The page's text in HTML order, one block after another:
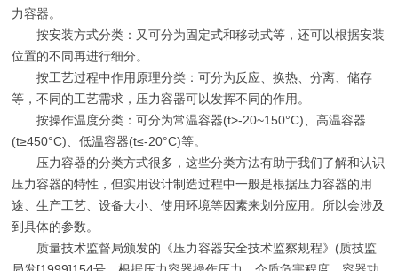
力容器。
按安装方式分类：又可分为固定式和移动式等，还可以根据安装
位置的不同再进行细分。
按工艺过程中作用原理分类：可分为反应、换热、分离、储存
等，不同的工艺需求，压力容器可以发挥不同的作用。
按操作温度分类：可分为常温容器(t>-20~150°C)、高温容器
(t≥450°C)、低温容器(t≤-20°C)等。
压力容器的分类方式很多，这些分类方法有助于我们了解和认识
压力容器的特性，但实用设计制造过程中一般是根据压力容器的用
途、生产工艺、设备大小、使用环境等因素来划分应用。所以会涉及
到具体的参数。
质量技术监督局颁发的《压力容器安全技术监察规程》(质技监